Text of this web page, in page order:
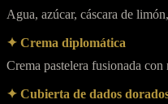
Agua, azúcar, cáscara de
✦ Crema diplomática
Crema pastelera fusionada
✦ Cubierta de dados